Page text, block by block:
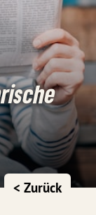
< Zurück